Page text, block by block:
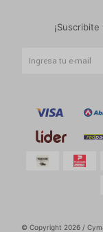
© Copyright 2026 /